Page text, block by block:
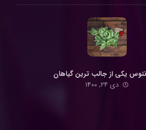
یکی از جالب ترین گیاهان
دی ۲۴, ۱۴۰۰